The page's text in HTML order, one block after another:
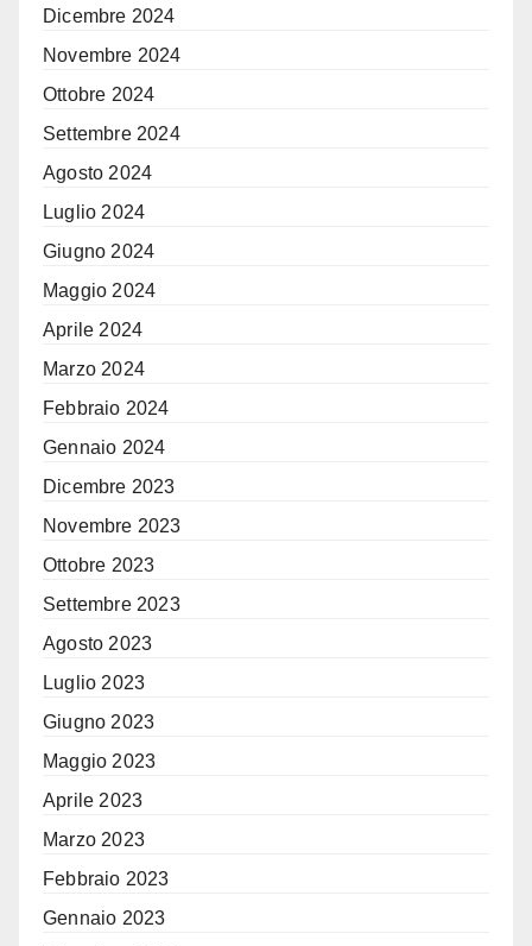
Dicembre 2024
Novembre 2024
Ottobre 2024
Settembre 2024
Agosto 2024
Luglio 2024
Giugno 2024
Maggio 2024
Aprile 2024
Marzo 2024
Febbraio 2024
Gennaio 2024
Dicembre 2023
Novembre 2023
Ottobre 2023
Settembre 2023
Agosto 2023
Luglio 2023
Giugno 2023
Maggio 2023
Aprile 2023
Marzo 2023
Febbraio 2023
Gennaio 2023